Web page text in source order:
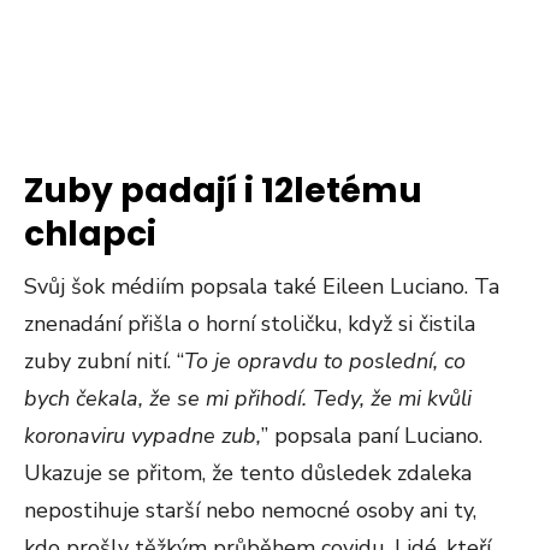
Zuby padají i 12letému
chlapci
Svůj šok médiím popsala také Eileen Luciano. Ta
znenadání přišla o horní stoličku, když si čistila
zuby zubní nití. “To je opravdu to poslední, co
bych čekala, že se mi přihodí. Tedy, že mi kvůli
koronaviru vypadne zub,” popsala paní Luciano.
Ukazuje se přitom, že tento důsledek zdaleka
nepostihuje starší nebo nemocné osoby ani ty,